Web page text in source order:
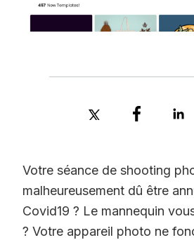
Votre séance de shooting
malheureusement dû être
Covid19 ? Le mannequin
? Votre appareil photo ne